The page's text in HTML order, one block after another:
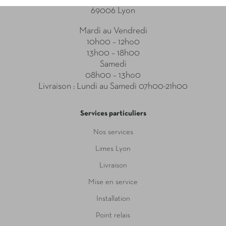
69006 Lyon
Mardi au Vendredi
10h00 – 12ho0
13h00 – 18h00
Samedi
08h00 – 13ho0
Livraison : Lundi au Samedi 07h00-21h00
Services particuliers
Nos services
Limes Lyon
Livraison
Mise en service
Installation
Point relais